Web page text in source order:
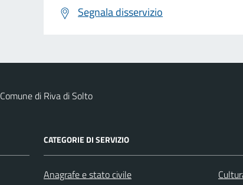
Segnala disservizio
Comune di Riva di Solto
CATEGORIE DI SERVIZIO
Anagrafe e stato civile